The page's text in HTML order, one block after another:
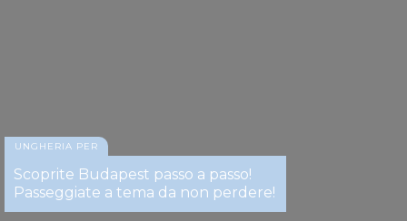
UNGHERIA PER
Scoprite Budapest passo a passo!
Passeggiate a tema da non perdere!